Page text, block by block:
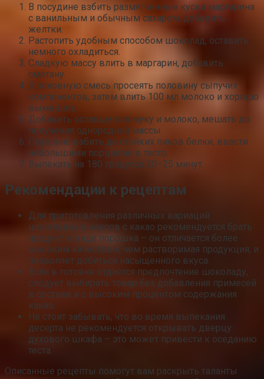
В посудине взбить размягченные куски маргарина
с ванильным и обычным сахаром, добавить
желтки.
Растопить удобным способом шоколад, оставить
немного охладиться.
Сладкую массу влить в маргарин, добавить
сметану.
В основную смесь просеять половину сыпучих
компонентов, затем влить 100 мл молоко и хорошо
вымешать.
Добавить оставшуюся муку и молоко, мешать до
получения однородной массы.
Отдельно взбить до стойких пиков белки, ввести
небольшими порциями в тесто.
Выпекать на 180 градусах 20–25 минут.
Рекомендации к рецептам
Для приготовления различных вариаций
шоколадных кексов с какао рекомендуется брать
продукт в виде порошка – он отличается более
высоким качеством, чем растворимая продукция, и
позволяет добиться насыщенного вкуса.
Если в готовке отдается предпочтение шоколаду,
следует выбирать товар без добавления примесей
в составе и с высоким процентом содержания
какао.
Не стоит забывать, что во время выпекания
десерта не рекомендуется открывать дверцу
духового шкафа – это может привести к оседанию
теста.
Описанные рецепты помогут вам раскрыть таланты